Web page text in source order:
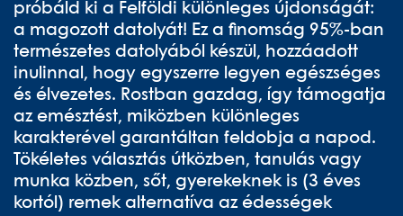
próbáld ki a Felföldi különleges újdonságát:
a magozott datolyát! Ez a finomság 95%-ban
természetes datolyából készül, hozzáadott
inulinnal, hogy egyszerre legyen egészséges
és élvezetes. Rostban gazdag, így támogatja
az emésztést, miközben különleges
karakterével garantáltan feldobja a napod.
Tökéletes választás útközben, tanulás vagy
munka közben, sőt, gyerekeknek is (3 éves
kortól) remek alternatíva az édességek